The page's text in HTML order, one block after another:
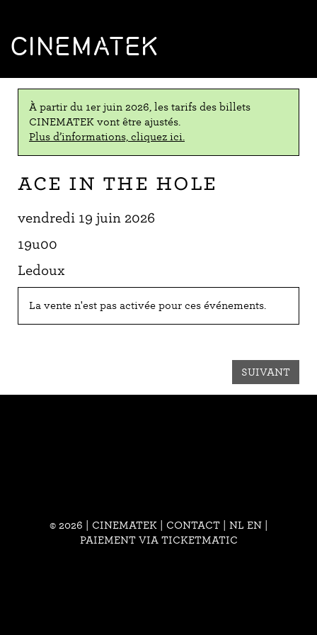
CINEMATEK
À partir du 1er juin 2026, les tarifs des billets
CINEMATEK vont être ajustés.
Plus d’informations, cliquez ici.
Ace in the Hole
vendredi 19 juin 2026
19u00
Ledoux
La vente n'est pas activée pour ces événements.
SUIVANT
© 2026 | CINEMATEK | CONTACT| NL EN
PAIEMENT VIA TICKETMATIC